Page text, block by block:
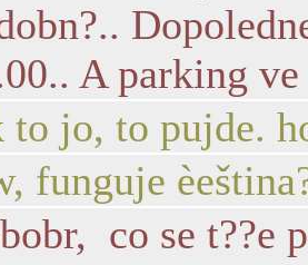
A parking
to jo, to pujde.
funguje
co se t??e